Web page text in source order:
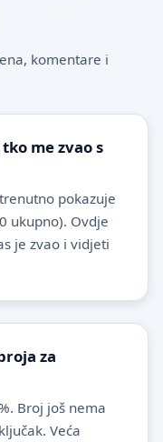
komentare i
me zvao s
pokazuje
ukupno). Ovdje
je zvao i vidjeti
za
Broj još nema
Veća